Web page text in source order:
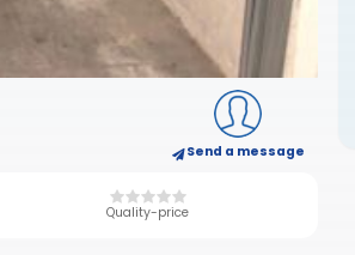
Send a message
Quality-price